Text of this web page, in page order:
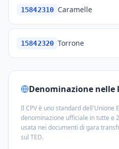
15842310 Caramelle
15842320 Torrone
Denominazione nelle
Il CPV è uno standard dell'Unione
denominazione ufficiale in tutte e
usata nei documenti di gara
sul TED.